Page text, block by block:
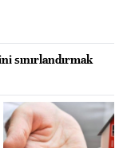
sınırlandırmak